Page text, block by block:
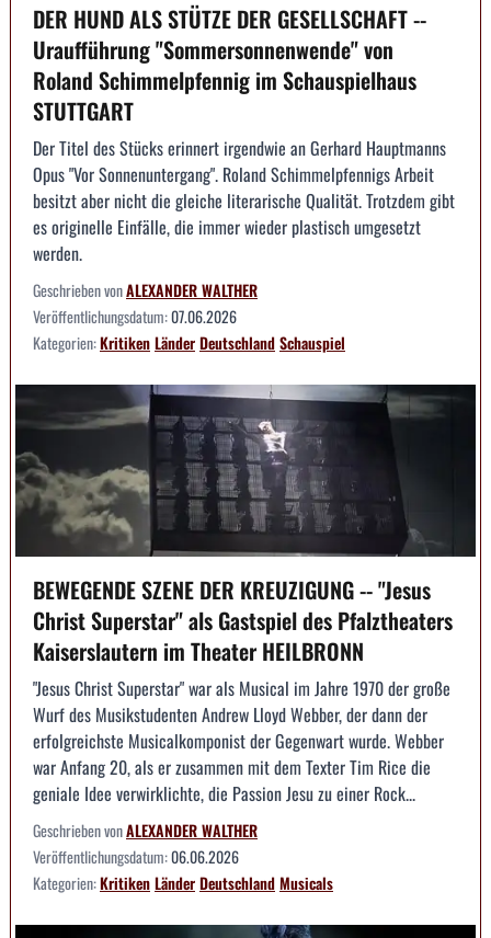
DER HUND ALS STÜTZE DER GESELLSCHAFT --
Uraufführung "Sommersonnenwende" von
Roland Schimmelpfennig im Schauspielhaus
STUTTGART
Der Titel des Stücks erinnert irgendwie an Gerhard Hauptmanns
Opus "Vor Sonnenuntergang". Roland Schimmelpfennigs Arbeit
besitzt aber nicht die gleiche literarische Qualität. Trotzdem gibt
es originelle Einfälle, die immer wieder plastisch umgesetzt
werden.
Geschrieben vonALEXANDER WALTHER
Veröffentlichungsdatum:07.06.2026
Kategorien:KritikenLänderDeutschlandSchauspiel
BEWEGENDE SZENE DER KREUZIGUNG -- "Jesus
Christ Superstar" als Gastspiel des Pfalztheaters
Kaiserslautern im Theater HEILBRONN
"Jesus Christ Superstar" war als Musical im Jahre 1970 der große
Wurf des Musikstudenten Andrew Lloyd Webber, der dann der
erfolgreichste Musicalkomponist der Gegenwart wurde. Webber
war Anfang 20, als er zusammen mit dem Texter Tim Rice die
geniale Idee verwirklichte, die Passion Jesu zu einer Rock...
Geschrieben vonALEXANDER WALTHER
Veröffentlichungsdatum:06.06.2026
Kategorien:KritikenLänderDeutschlandMusicals